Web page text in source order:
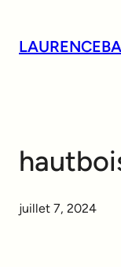
contenu
juillet 7, 2024